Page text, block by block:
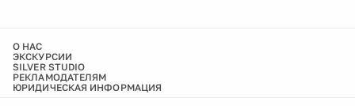
О НАС
ЭКСКУРСИИ
SILVER STUDIO
РЕКЛАМОДАТЕЛЯМ
ЮРИДИЧЕСКАЯ ИНФОРМАЦИЯ